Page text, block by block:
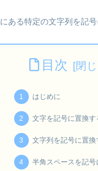
ある特定の文字列を記
目次
はじめに
文字を記号に置換す
文字列を記号に置換
半角スペースを記号